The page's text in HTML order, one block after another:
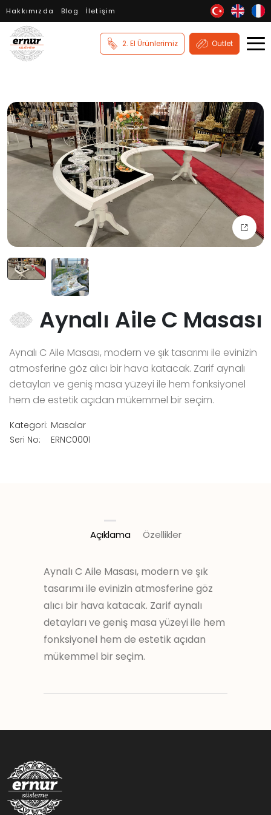
Hakkımızda Blog İletişim
2. El Ürünlerimiz Outlet
Aynalı Aile C Masası
Aynalı C Aile Masası, modern ve şık tasarımı ile evinizin
atmosferine göz alıcı bir hava katacak. Zarif aynalı
detayları ve geniş masa yüzeyi ile hem fonksiyonel
hem de estetik açıdan mükemmel bir seçim.
Kategori: Masalar
Seri No:
ERNC0001
Açıklama Özellikler
Aynalı C Aile Masası, modern ve şık
tasarımı ile evinizin atmosferine göz
alıcı bir hava katacak. Zarif aynalı
detayları ve geniş masa yüzeyi ile hem
fonksiyonel hem de estetik açıdan
mükemmel bir seçim.